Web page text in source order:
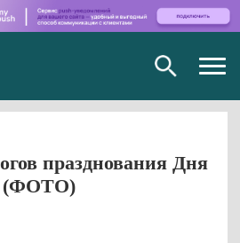
празднования Дня
(ФОТО)